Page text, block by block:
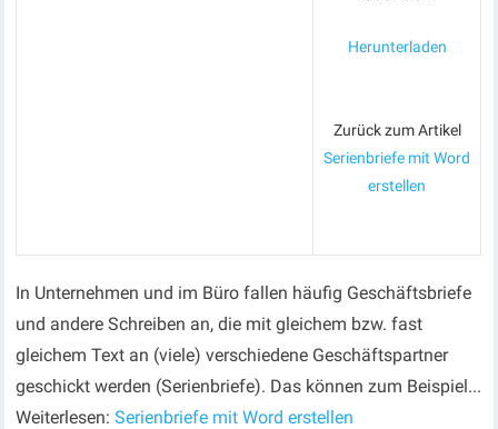
Herunterladen
Zurück zum Artikel
Serienbriefe mit Word
erstellen
In Unternehmen und im Büro fallen häufig Geschäftsbriefe
und andere Schreiben an, die mit gleichem bzw. fast
gleichem Text an (viele) verschiedene Geschäftspartner
geschickt werden (Serienbriefe). Das können zum Beispiel...
Weiterlesen:Serienbriefe mit Word erstellen